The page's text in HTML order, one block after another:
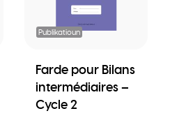
Publikatioun
Farde pour Bilans
intermédiaires –
Cycle 2